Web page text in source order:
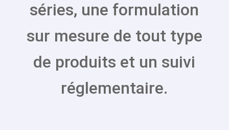
séries, une formulation
sur mesure de tout type
de produits et un suivi
réglementaire.